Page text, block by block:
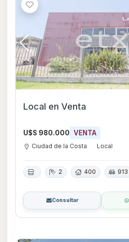
Local en Venta
U$S 980.000 VENTA
Ciudad de la Costa Local
2 400 913
Consultar